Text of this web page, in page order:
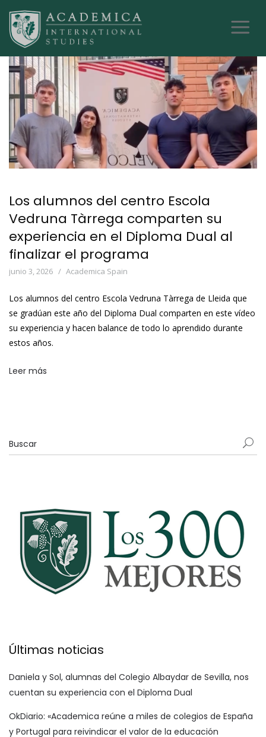
Los alumnos del centro Escola
Vedruna Tàrrega comparten su
experiencia en el Diploma Dual al
finalizar el programa
junio 3, 2026 Academica Spain
Los alumnos del centro Escola Vedruna Tàrrega de Lleida que
se gradúan este año del Diploma Dual comparten en este vídeo
su experiencia y hacen balance de todo lo aprendido durante
estos años.
Leer más
Últimas noticias
Daniela y Sol, alumnas del Colegio Albaydar de Sevilla, nos
cuentan su experiencia con el Diploma Dual
OkDiario: «Academica reúne a miles de colegios de España
y Portugal para reivindicar el valor de la educación